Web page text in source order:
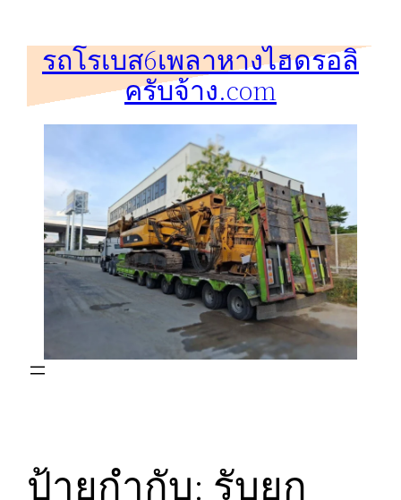
รถโรเบส6เพลาหางไฮดรอลิ
ครับจ้าง.com
ป้ายกำกับ: รับยก